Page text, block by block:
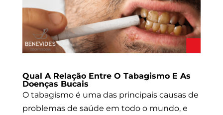
Qual A Relação Entre O Tabagismo E As
Doenças Bucais
O tabagismo é uma das principais causas de
problemas de saúde em todo o mundo, e